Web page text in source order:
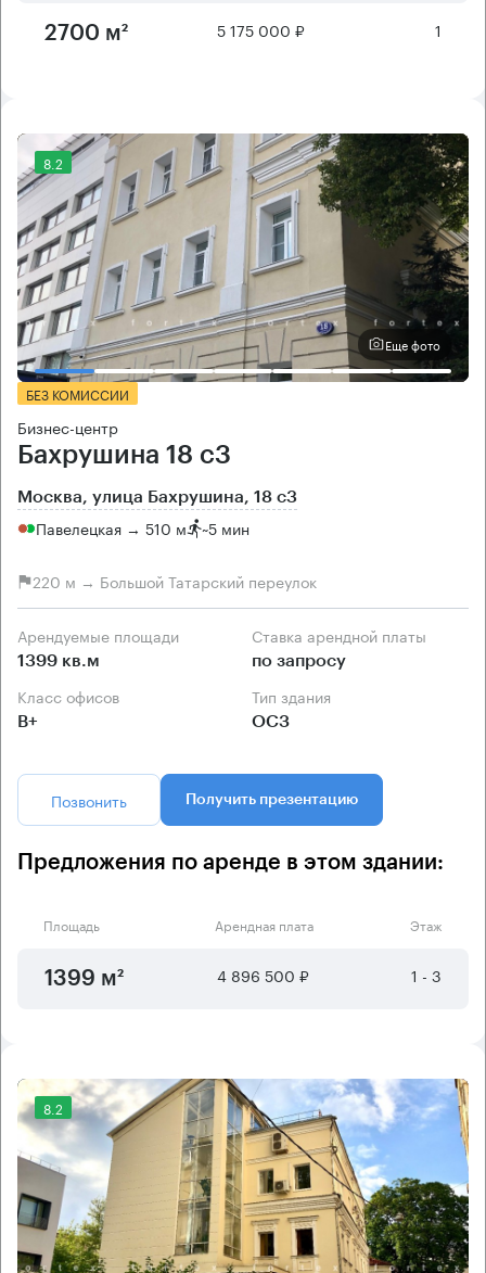
2700 м² 5 175 000 ₽ 1
8.2
Еще фото
БЕЗ КОМИССИИ
Бизнес-центр
Бахрушина 18 с3
Москва, улица Бахрушина, 18 с3
Павелецкая → 510 м ~5 мин
220 м → Большой Татарский переулок
Арендуемые площади
1399 кв.м
Ставка арендной платы
по запросу
Класс офисов
B+
Тип здания
ОСЗ
Позвонить Получить презентацию
Предложения по аренде в этом здании:
Площадь Арендная плата Этаж
1399 м² 4 896 500 ₽ 1 - 3
8.2